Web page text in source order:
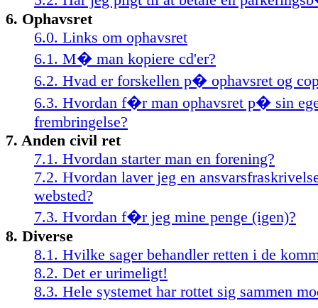
6. Ophavsret
6.0. Links om ophavsret
6.1. M� man kopiere cd'er?
6.2. Hvad er forskellen p� ophavsret og
6.3. Hvordan f�r man ophavsret p� sin
frembringelse?
7. Anden civil ret
7.1. Hvordan starter man en forening?
7.2. Hvordan laver jeg en
websted?
7.3. Hvordan f�r jeg mine penge (igen)?
8. Diverse
8.1. Hvilke sager behandler retten i de
8.2. Det er urimeligt!
8.3. Hele systemet har rottet sig sammen